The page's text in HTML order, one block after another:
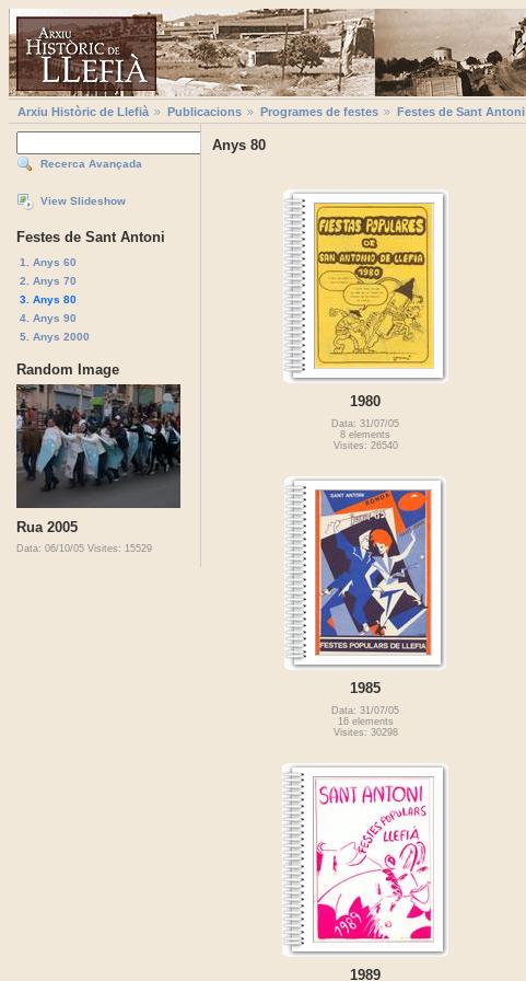
Arxiu Històric de Llefià Publicacions Programes de festes Festes de Sant Antoni
Recerca Avançada
View Slideshow
Festes de Sant Antoni
1. Anys 60
2. Anys 70
3. Anys 80
4. Anys 90
5. Anys 2000
Random Image
Rua 2005
Data: 06/10/05 Visites: 15529
Anys 80
1980
Data: 31/07/05
8 elements
Visites: 26540
1985
Data: 31/07/05
16 elements
Visites: 30298
1989